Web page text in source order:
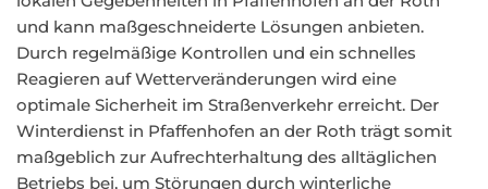
und kann maßgeschneiderte Lösungen anbieten.
Durch regelmäßige Kontrollen und ein schnelles
Reagieren auf Wetterveränderungen wird eine
optimale Sicherheit im Straßenverkehr erreicht. Der
Winterdienst in Pfaffenhofen an der Roth trägt somit
maßgeblich zur Aufrechterhaltung des alltäglichen
Betriebs bei, um Störungen durch winterliche